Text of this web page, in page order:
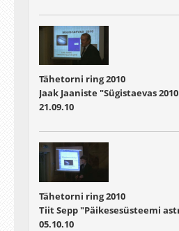
Tähetorni ring 2010
Jaak Jaaniste "Sügistaevas
21.09.10
Tähetorni ring 2010
Tiit Sepp "Päikesesüsteemi
05.10.10